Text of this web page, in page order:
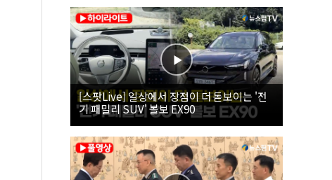
[스팟Live] 일상에서 장점이 더 돋보이는 '전
기 패밀리 SUV' 볼보 EX90